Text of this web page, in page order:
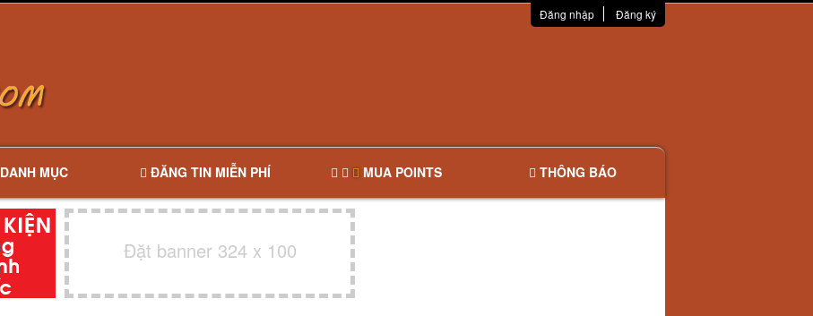
Đăng nhập Đăng ký
DANH MỤC ĐĂNG TIN MIỄN PHÍ MUA POINTS THÔNG BÁO
Đặt banner 324 x 100